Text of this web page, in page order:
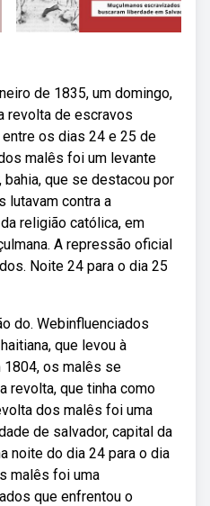
de 1835, um domingo,
revolta de escravos
os dias 24 e 25 de
malês foi um levante
que se destacou por
lutavam contra a
religião católica, em
A repressão oficial
Noite 24 para o dia 25
do. Webinfluenciados
que levou à
1804, os malês se
revolta, que tinha como
dos malês foi uma
de salvador, capital da
noite do dia 24 para o dia
malês foi uma
que enfrentou o